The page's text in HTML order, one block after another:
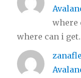
where
where can i